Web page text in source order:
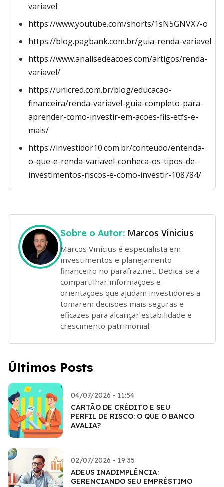
variavel
https://www.youtube.com/shorts/1sN5GNVX7-o
https://blog.pagbank.com.br/guia-renda-variavel
https://www.analisedeacoes.com/artigos/renda-
variavel/
https://unicred.com.br/blog/educacao-
financeira/renda-variavel-guia-completo-para-
aprender-como-investir-em-acoes-fiis-etfs-e-
mais/
https://investidor10.com.br/conteudo/entenda-
o-que-e-renda-variavel-conheca-os-tipos-de-
investimentos-riscos-e-como-investir-108784/
Sobre o Autor: Marcos Vinicius
Marcos Vinícius é especialista em
investimentos e planejamento
financeiro no parafraz.net. Dedica-se a
compartilhar informações e
orientações que ajudam investidores a
tomarem decisões mais seguras e
eficazes para alcançar estabilidade e
crescimento patrimonial.
Últimos Posts
04/07/2026 - 11:54
CARTÃO DE CRÉDITO E SEU
PERFIL DE RISCO: O QUE O BANCO
AVALIA?
02/07/2026 - 19:35
ADEUS INADIMPLÊNCIA:
GERENCIANDO SEU EMPRÉSTIMO